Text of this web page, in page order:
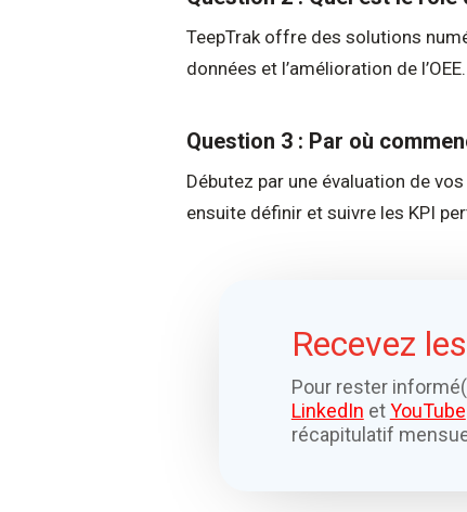
TeepTrak offre des solutions
données et l’amélioration de l’OEE.
Question 3 : Par où
Débutez par une évaluation de
ensuite définir et suivre les KPI
Recevez
Pour rester
LinkedIn etYouTube
récapitulatif